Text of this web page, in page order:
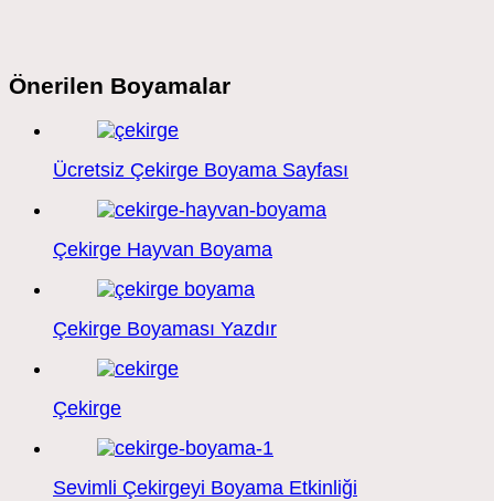
Önerilen Boyamalar
Ücretsiz Çekirge Boyama Sayfası
Çekirge Hayvan Boyama
Çekirge Boyaması Yazdır
Çekirge
Sevimli Çekirgeyi Boyama Etkinliği